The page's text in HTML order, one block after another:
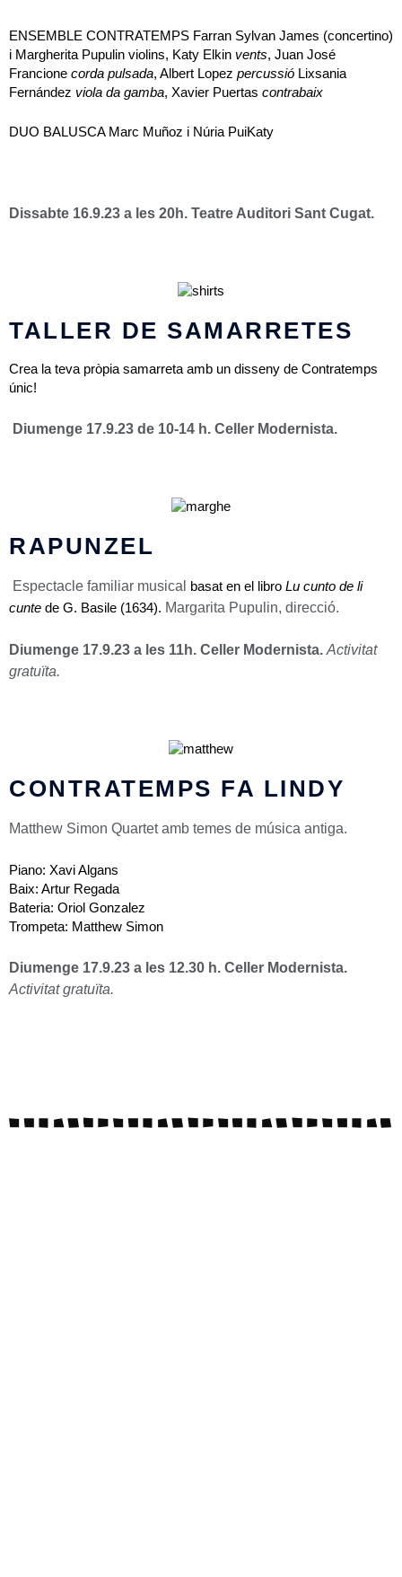
ENSEMBLE CONTRATEMPS Farran Sylvan James (concertino)
i Margherita Pupulin violins, Katy Elkin vents, Juan José
Francione corda pulsada, Albert Lopez percussió Lixsania
Fernández viola da gamba, Xavier Puertas contrabaix
DUO BALUSCA Marc Muñoz i Núria PuiKaty
Dissabte 16.9.23 a les 20h. Teatre Auditori Sant Cugat.
TALLER DE SAMARRETES
Crea la teva pròpia samarreta amb un disseny de Contratemps
únic!
Diumenge 17.9.23 de 10-14 h. Celler Modernista.
RAPUNZEL
Espectacle familiar musical basat en el libro Lu cunto de li
cunte de G. Basile (1634). Margarita Pupulin, direcció.
Diumenge 17.9.23 a les 11h. Celler Modernista. Activitat
gratuïta.
CONTRATEMPS FA LINDY
Matthew Simon Quartet amb temes de música antiga.
Piano: Xavi Algans
Baix: Artur Regada
Bateria: Oriol Gonzalez
Trompeta: Matthew Simon
Diumenge 17.9.23 a les 12.30 h. Celler Modernista.
Activitat gratuïta.